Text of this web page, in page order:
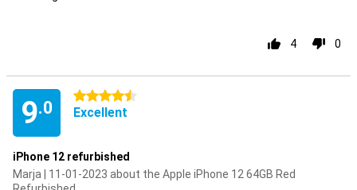
4 0
9.0
4.5 stars
Excellent
iPhone 12 refurbished
Marja | 11-01-2023 about the Apple iPhone 12 64GB Red